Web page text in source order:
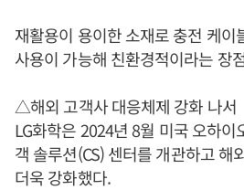
재활용이 용이한 소재로 충전 케이
사용이 가능해 친환경적이라는 장
△해외 고객사 대응체제 강화 나서
LG화학은 2024년 8월 미국 오하
객 솔루션(CS) 센터를 개관하고 해
더욱 강화했다.